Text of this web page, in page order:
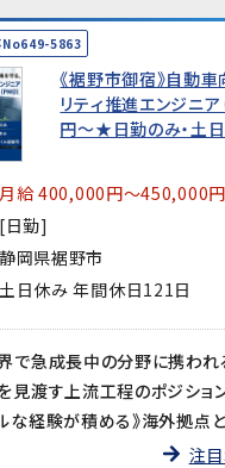
No649-5863
《裾野市御宿》自動
リティ推進エンジニ
円〜★日勤のみ・土
月給 400,000円～450,000円
[日勤]
静岡県裾野市
土日休み 年間休日121日
注目